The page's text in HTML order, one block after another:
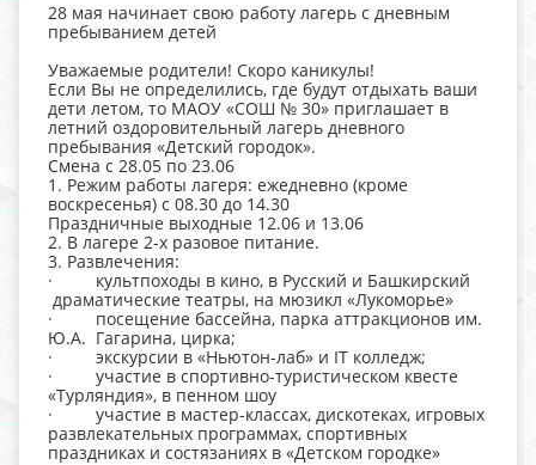
28 мая начинает свою работу лагерь с дневным
пребыванием детей
Уважаемые родители! Скоро каникулы!
Если Вы не определились, где будут отдыхать ваши
дети летом, то МАОУ «СОШ № 30» приглашает в
летний оздоровительный лагерь дневного
пребывания «Детский городок».
Смена с 28.05 по 23.06
1. Режим работы лагеря: ежедневно (кроме
воскресенья) с 08.30 до 14.30
Праздничные выходные 12.06 и 13.06
2. В лагере 2-х разовое питание.
3. Развлечения:
· культпоходы в кино, в Русский и Башкирский
драматические театры, на мюзикл «Лукоморье»
· посещение бассейна, парка аттракционов им.
Ю.А. Гагарина, цирка;
· экскурсии в «Ньютон-лаб» и IT колледж;
· участие в спортивно-туристическом квесте
«Турляндия», в пенном шоу
· участие в мастер-классах, дискотеках, игровых
развлекательных программах, спортивных
праздниках и состязаниях в «Детском городке»